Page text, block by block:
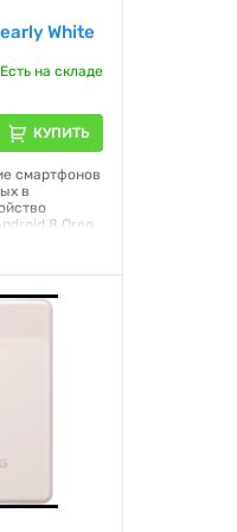
White
Есть на складе
КУПИТЬ
смартфонов
в
8 Oreo.
между
и
и других
2